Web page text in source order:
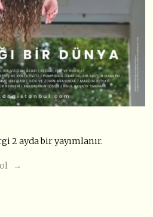
2 ayda bir yayımlanır.
ol →